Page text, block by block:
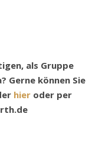
als Gruppe
Gerne können Sie
hier oder per